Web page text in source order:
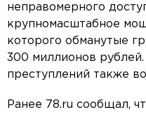
неправомерного
крупномасштабное
которого обманутые
300 миллионов
преступлений также
Ранее 78.ru сообщал,